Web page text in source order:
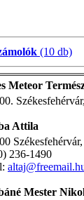
(10 db)
Meteor
Attila
236-1490
Mester